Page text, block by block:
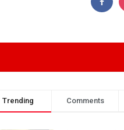
Trending Comments